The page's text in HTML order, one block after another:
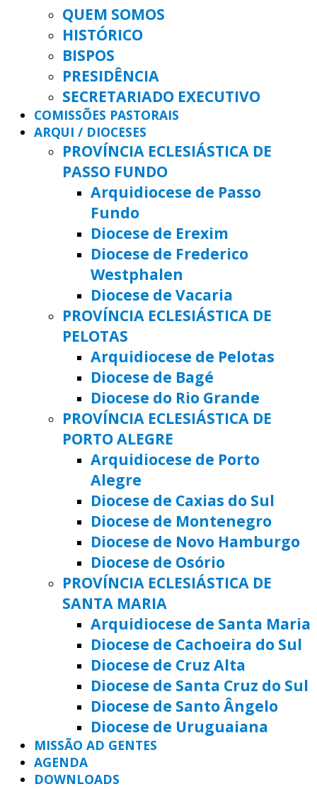
QUEM SOMOS
HISTÓRICO
BISPOS
PRESIDÊNCIA
SECRETARIADO EXECUTIVO
COMISSÕES PASTORAIS
ARQUI / DIOCESES
PROVÍNCIA ECLESIÁSTICA DE
PASSO FUNDO
Arquidiocese de Passo
Fundo
Diocese de Erexim
Diocese de Frederico
Westphalen
Diocese de Vacaria
PROVÍNCIA ECLESIÁSTICA DE
PELOTAS
Arquidiocese de Pelotas
Diocese de Bagé
Diocese do Rio Grande
PROVÍNCIA ECLESIÁSTICA DE
PORTO ALEGRE
Arquidiocese de Porto
Alegre
Diocese de Caxias do Sul
Diocese de Montenegro
Diocese de Novo Hamburgo
Diocese de Osório
PROVÍNCIA ECLESIÁSTICA DE
SANTA MARIA
Arquidiocese de Santa Maria
Diocese de Cachoeira do Sul
Diocese de Cruz Alta
Diocese de Santa Cruz do Sul
Diocese de Santo Ângelo
Diocese de Uruguaiana
MISSÃO AD GENTES
AGENDA
DOWNLOADS